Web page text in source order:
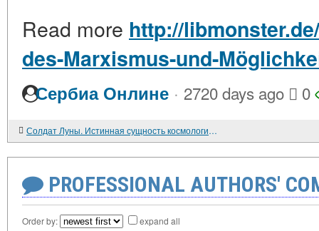
Read more http://
des-Marxismus-und-
Сербиа Онлине · 2720 days ago 0
Солдат Луны. Истинная сущность космологии Джордано Бруно
PROFESSIONAL AUTHORS'
Order by: expand all